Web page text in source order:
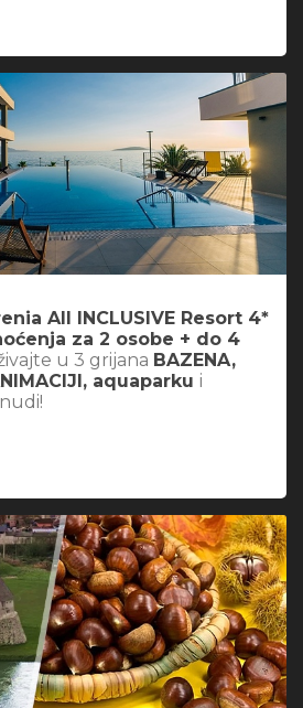
All INCLUSIVE Resort 4*
za 2 osobe + do 4
u 3 grijana BAZENA,
aquaparku i